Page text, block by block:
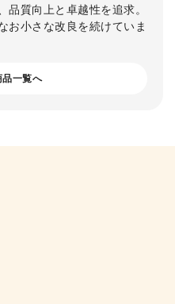
質向上と卓越性を追求。
お小さな改良を続けていま
品一覧へ